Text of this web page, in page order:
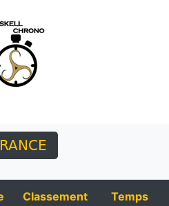
Classement Temps